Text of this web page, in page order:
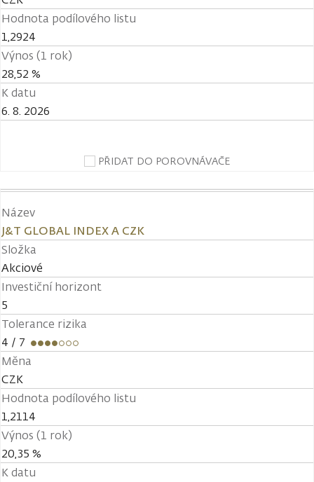
Hodnota podílového listu
1,2924
Výnos (1 rok)
28,52 %
K datu
6. 8. 2026
PŘIDAT DO POROVNÁVAČE
Název
J&T GLOBAL INDEX A CZK
Složka
Akciové
Investiční horizont
5
Tolerance rizika
4 / 7
Měna
CZK
Hodnota podílového listu
1,2114
Výnos (1 rok)
20,35 %
K datu